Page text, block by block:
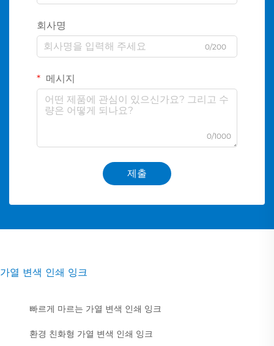
회사명
0/200
메시지
0/1000
제출
가열 변색 인쇄 잉크
빠르게 마르는 가열 변색 인쇄 잉크
환경 친화형 가열 변색 인쇄 잉크